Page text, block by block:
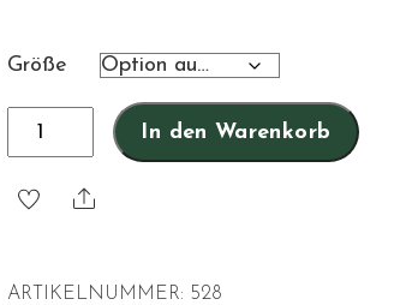
Größe
Kinderzimmer
rot
Blumen
In den Warenkorb
Share
ARTIKELNUMMER: 528